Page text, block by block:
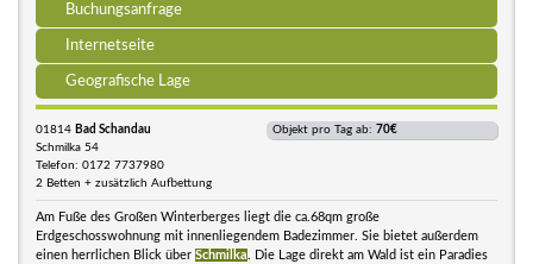
Buchungsanfrage
Internetseite
Geografische Lage
01814 Bad Schandau
Schmilka 54
Telefon: 0172 7737980
2 Betten + zusätzlich Aufbettung
Objekt pro Tag ab: 70€
Am Fuße des Großen Winterberges liegt die ca.68qm große
Erdgeschosswohnung mit innenliegendem Badezimmer. Sie bietet außerdem
einen herrlichen Blick über Schmilka . Die Lage direkt am Wald ist ein Paradies